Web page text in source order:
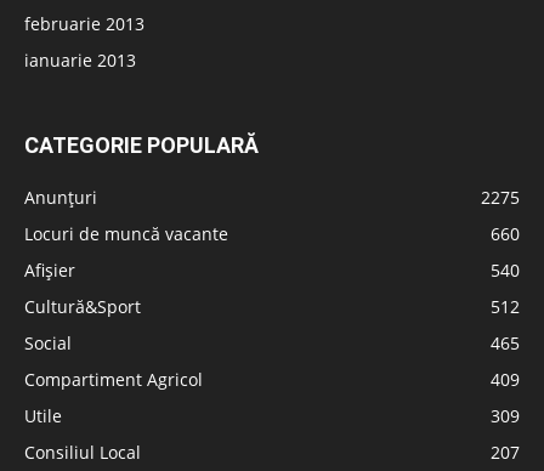
februarie 2013
ianuarie 2013
CATEGORIE POPULARĂ
Anunțuri
2275
Locuri de muncă vacante
660
Afișier
540
Cultură&Sport
512
Social
465
Compartiment Agricol
409
Utile
309
Consiliul Local
207